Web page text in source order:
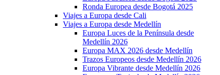
Ronda Europea desde Bogotá 2025
Viajes a Europa desde Cali
Viajes a Europa desde Medellín
Europa Luces de la Península desde
Medellín 2026
Europa MAX 2026 desde Medellín
Trazos Europeos desde Medellín 2026
Europa Vibrante desde Medellín 2026